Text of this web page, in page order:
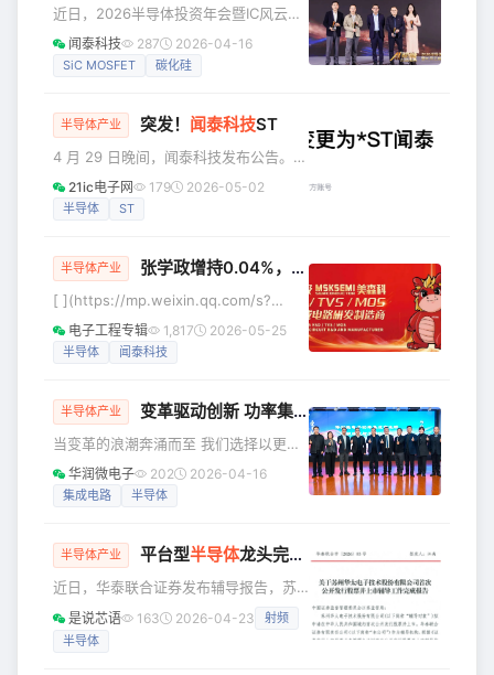
票简称由“闻泰科技”变更为“*ST闻泰”。
但闻泰科技面临的退市风险依然高悬。
根据规则，若2026年度未消除相关情
近日，2026半导体投资年会暨IC风云榜
颁奖典礼举行，闻泰科技凭借研发创新
实力斩获“年度车规芯片技术突破奖”，旗
度车规芯片技术突破奖”旨在表彰在前沿
进水平，且对车规芯片产业链自主安全
可控发展具有重要推动作用的企业，凸
显行业对技术创新与产业价值的认可。
闻泰科技 287 2026-04-16
SiC MOSFET 碳化硅
半导体产业 突发！ 闻泰科技ST
4 月 29 日晚间，闻泰科技发布公告。公
司股票被实施退市风险警示，叠加其他
风险警示，同时停牌。 五一节后首个交
局。 局面恶化的核心原因，源自荷兰政
依据理由。强行剥夺中资持有的安世半
导体控制权。刻意打压中资企业，打乱
产业布局。直接动摇了闻泰科技经营根
21ic电子网 179 2026-05-02
半导体 ST
半导体产业 张学政增持0.04%，闻泰11连跌停后突然涨停
[ ](https://mp.weixin.qq.com/s?
11连跌后首次涨停：实控人836万元增持
电子工程专辑 1,817 2026-05-25
半导体 闻泰科技
半导体产业 变革驱动创新 功率集成未来｜华润微电子功率集成事业群成立及干部任命大会圆满召开
当变革的浪潮奔涌而至 我们选择以更坚
定的姿态 汇流成海，共赴新程 2026年1
月7日，华润微电子功率集成事业群（简
未来”为主题。华润微电子董事长何小
微电子总部职能部门、PIBG管理层和骨
干，齐聚一堂，共同见证PIBG正式扬帆
起航的重要时刻。本次大会，不仅是一
华润微电子 202 2026-04-16
集成电路 半导体
半导体产业 平台型半导体龙头完成 IPO 辅导，冲刺 A 股
近日，华泰联合证券发布辅导报告，苏
州华太电子技术股份有限公司 IPO 辅导
工作宣告完成，这家深耕半导体领域十
是说芯语 163 2026-04-23
射频
半导体